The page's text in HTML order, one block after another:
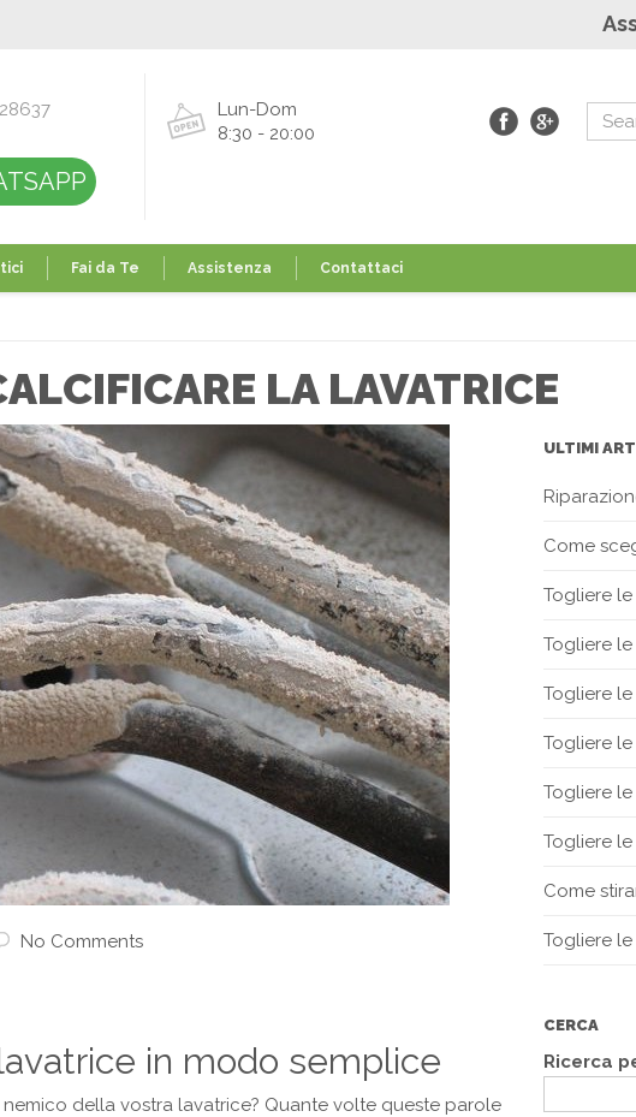
Lun-Dom
8:30 - 20:00
Fai da Te Assistenza Contattaci
LA LAVATRICE
No Comments
in modo semplice
della vostra lavatrice? Quante volte queste parole
ULTIMI
Come
Togliere
Togliere
Togliere
Togliere
Togliere
Togliere
Come
Togliere
CERCA
Ricerca